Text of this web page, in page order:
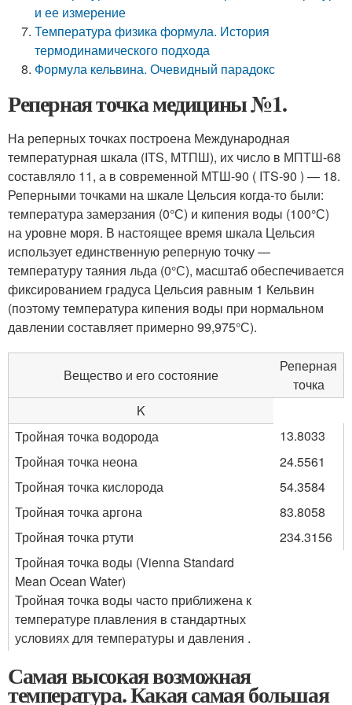
и ее измерение
Температура физика формула. История
термодинамического подхода
Формула кельвина. Очевидный парадокс
Реперная точка медицины №1.
На реперных точках построена Международная
температурная шкала (ITS, МТПШ), их число в МПТШ-68
составляло 11, а в современной МТШ-90 ( ITS-90 ) — 18.
Реперными точками на шкале Цельсия когда-то были:
температура замерзания (0°С) и кипения воды (100°С)
на уровне моря. В настоящее время шкала Цельсия
использует единственную реперную точку —
температуру таяния льда (0°С), масштаб обеспечивается
фиксированием градуса Цельсия равным 1 Кельвин
(поэтому температура кипения воды при нормальном
давлении составляет примерно 99,975°С).
Вещество и его состояние
Реперная
точка
K
Тройная точка водорода
13.8033
Тройная точка неона
24.5561
Тройная точка кислорода
54.3584
Тройная точка аргона
83.8058
Тройная точка ртути
234.3156
Тройная точка воды (Vienna Standard
Mean Ocean Water)
Тройная точка воды часто приближена к
температуре плавления в стандартных
условиях для температуры и давления .
Самая высокая возможная
температура. Какая самая большая